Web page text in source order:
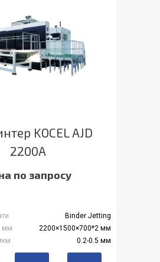
KOCEL AJD
2200A
по запросу
Binder Jetting
мм
2200×1500×700*2 мм
0.2-0.5 мм